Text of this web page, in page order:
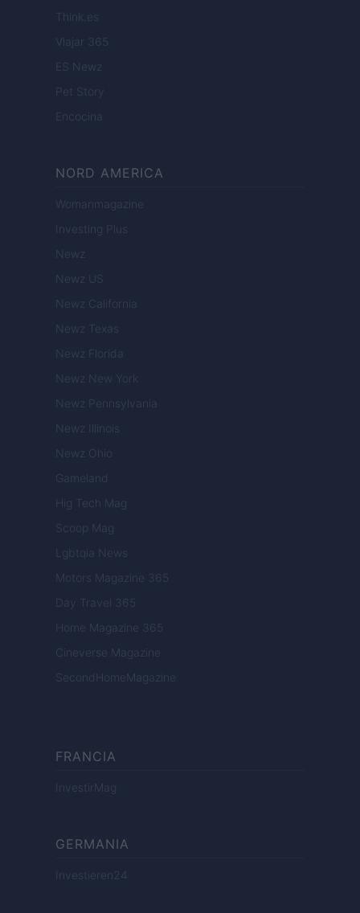
Think.es
Viajar 365
ES Newz
Pet Story
Encocina
NORD AMERICA
Womanmagazine
Investing Plus
Newz
Newz US
Newz California
Newz Texas
Newz Florida
Newz New York
Newz Pennsylvania
Newz Illinois
Newz Ohio
Gameland
Hig Tech Mag
Scoop Mag
Lgbtqia News
Motors Magazine 365
Day Travel 365
Home Magazine 365
Cineverse Magazine
SecondHomeMagazine
FRANCIA
InvestirMag
GERMANIA
Investieren24